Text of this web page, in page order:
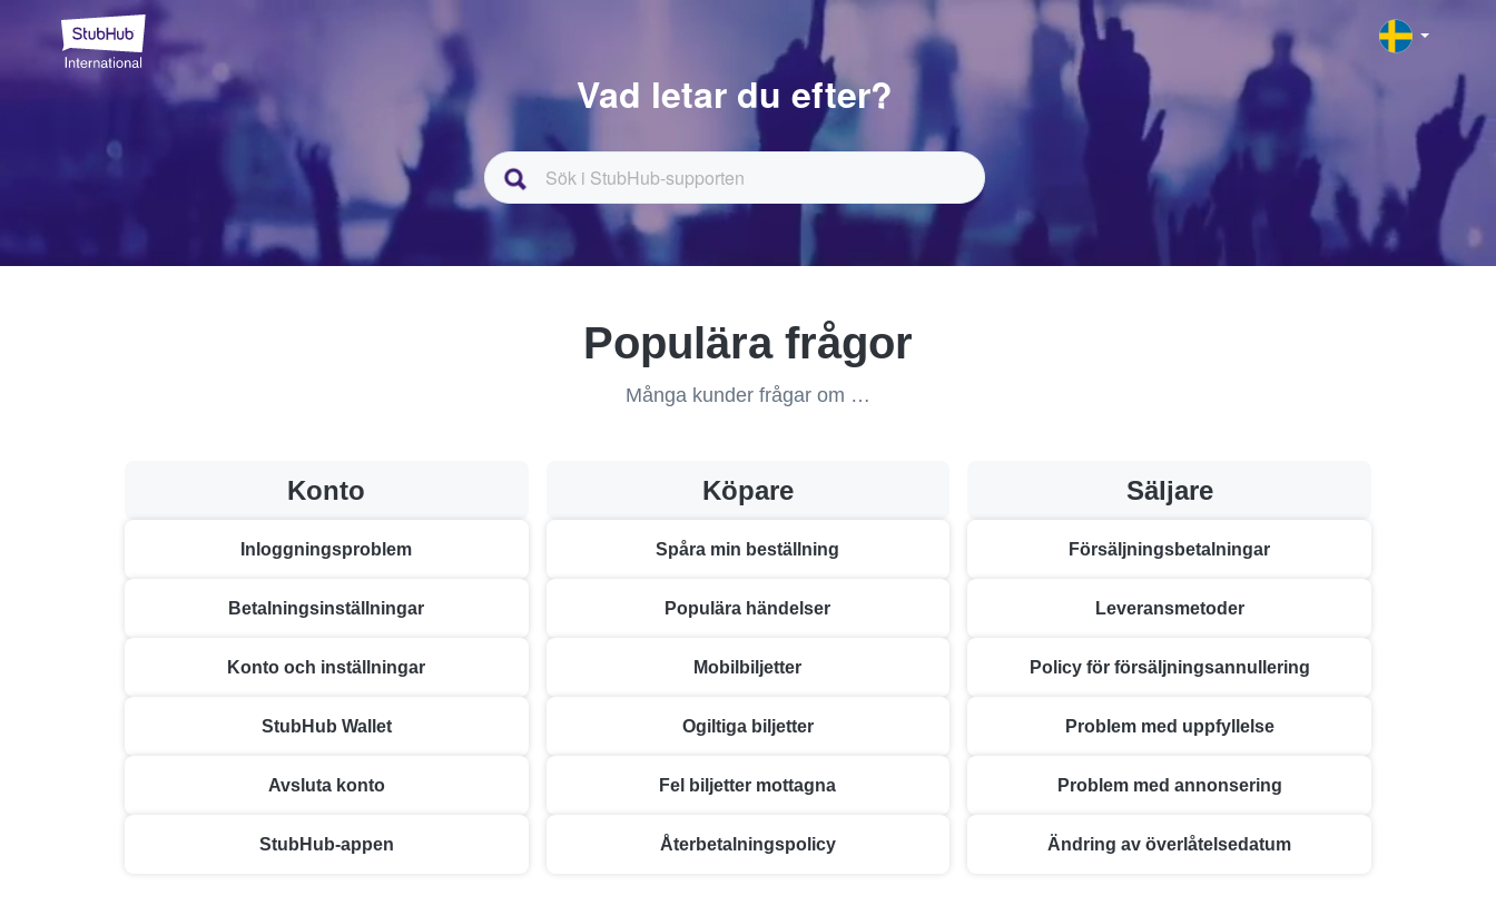
Vad letar du efter?
Populära frågor
Många kunder frågar om …
Konto
Inloggningsproblem
Betalningsinställningar
Konto och inställningar
StubHub Wallet
Avsluta konto
StubHub-appen
Köpare
Spåra min beställning
Populära händelser
Mobilbiljetter
Ogiltiga biljetter
Fel biljetter mottagna
Återbetalningspolicy
Säljare
Försäljningsbetalningar
Leveransmetoder
Policy för försäljningsannullering
Problem med uppfyllelse
Problem med annonsering
Ändring av överlåtelsedatum